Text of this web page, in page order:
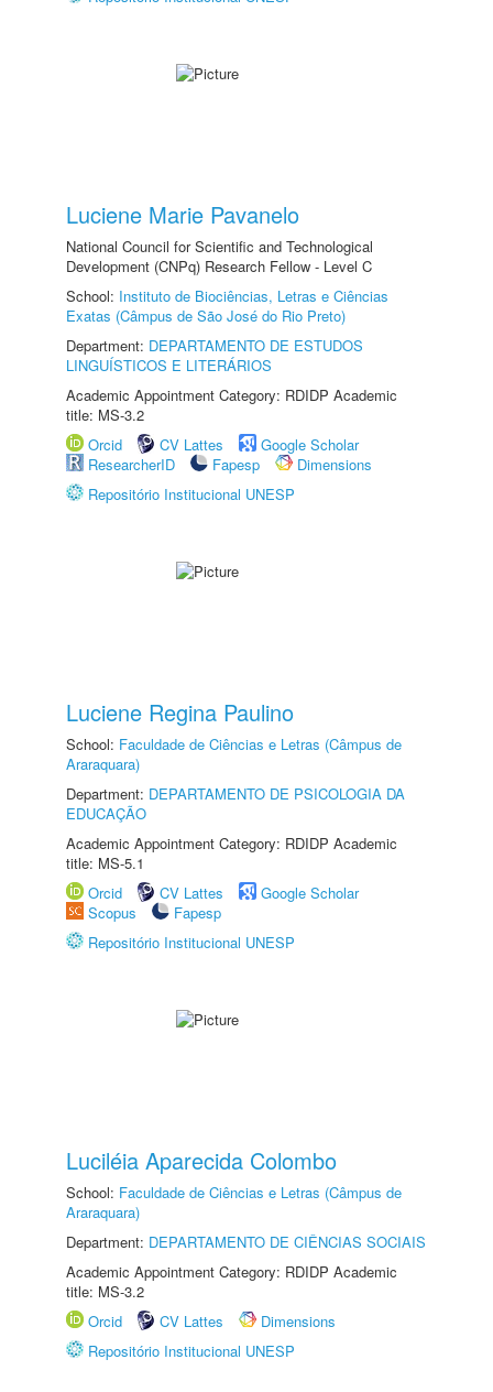
Luciene Marie Pavanelo
National Council for Scientific and Technological
Development (CNPq) Research Fellow - Level C
School: Instituto de Biociências, Letras e Ciências
Exatas (Câmpus de São José do Rio Preto)
Department: DEPARTAMENTO DE ESTUDOS
LINGUÍSTICOS E LITERÁRIOS
Academic Appointment Category: RDIDP Academic
title: MS-3.2
Orcid
CV Lattes
Google Scholar
ResearcherID
Fapesp
Dimensions
Repositório Institucional UNESP
Luciene Regina Paulino
School: Faculdade de Ciências e Letras (Câmpus de
Araraquara)
Department: DEPARTAMENTO DE PSICOLOGIA DA
EDUCAÇÃO
Academic Appointment Category: RDIDP Academic
title: MS-5.1
Orcid
CV Lattes
Google Scholar
Scopus
Fapesp
Repositório Institucional UNESP
Luciléia Aparecida Colombo
School: Faculdade de Ciências e Letras (Câmpus de
Araraquara)
Department: DEPARTAMENTO DE CIÊNCIAS SOCIAIS
Academic Appointment Category: RDIDP Academic
title: MS-3.2
Orcid
CV Lattes
Dimensions
Repositório Institucional UNESP